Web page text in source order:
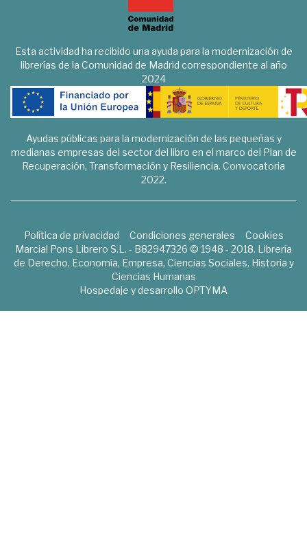
Esta actividad ha recibido una ayuda para la modernización de
librerías de la Comunidad de Madrid correspondiente al año
2024
Ayudas públicas para la modernización de las pequeñas y
medianas empresas del sector del libro en el marco del Plan de
Recuperación, Transformación y Resiliencia. Convocatoria
2022.
Política de privacidad Condiciones generales
Cookies
Marcial Pons Librero S.L. - B82947326 © 1948 - 2018. Librería
de Derecho, Economía, Empresa, Ciencias Sociales, Historia y
Ciencias Humanas
Hospedaje y desarrollo OPTYMA